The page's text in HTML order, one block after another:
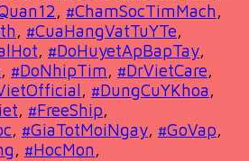
, #ChamSocTimMach,
, #CuaHangVatTuYTe,
, #DoHuyetApBapTay,
, #DoNhipTim, #DrVietCare,
, #DungCuYKhoa,
, #FreeShip,
, #GiaTotMoiNgay, #GoVap,
, #HocMon,